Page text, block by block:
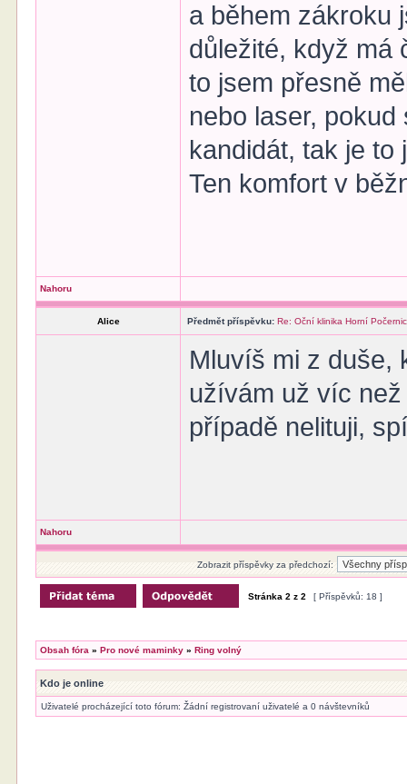
a během zákroku
důležité, když má
to jsem přesně
nebo laser,
kandidát, tak je to
Ten komfort v
Nahoru
Alice Předmět příspěvku: Re: Oční klinika Horní
Mluvíš mi z duše,
užívám už víc
případě nelituji,
Nahoru
Zobrazit příspěvky za předchozí:
Stránka2 z2 [ Příspěvků: 18 ]
Obsah fóra »Pro nové maminky »Ring volný
Kdo je online
Uživatelé procházející toto fórum: Žádní registrovaní uživatelé a 0 návštevníků